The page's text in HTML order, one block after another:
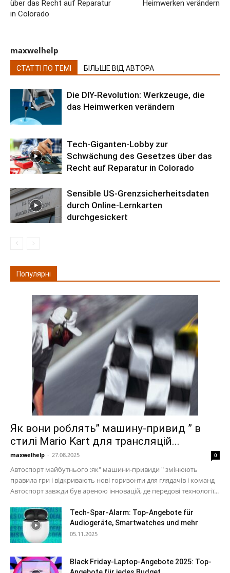
über das Recht auf Reparatur
in Colorado
Heimwerken verändern
maxwelhelp
СТАТТІ ПО ТЕМІ БІЛЬШЕ ВІД АВТОРА
Die DIY-Revolution: Werkzeuge, die
das Heimwerken verändern
Tech-Giganten-Lobby zur
Schwächung des Gesetzes über das
Recht auf Reparatur in Colorado
Sensible US-Grenzsicherheitsdaten
durch Online-Lernkarten
durchgesickert
Популярні
Як вони роблять” машину-привид ” в
стилі Mario Kart для трансляцій...
maxwelhelp - 27.08.2025 0
Автоспорт майбутнього :як" машини-привиди " змінюють
правила гри і відкривають нові горизонти для глядачів і команд
Автоспорт завжди був ареною інновацій, де передові технології...
Tech-Spar-Alarm: Top-Angebote für
Audiogeräte, Smartwatches und mehr
05.11.2025
Black Friday-Laptop-Angebote 2025: Top-